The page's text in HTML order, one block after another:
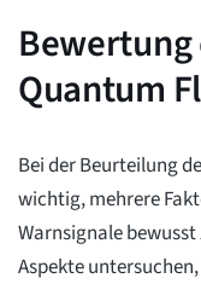
Quantum
Bei der Beurteilung
wichtig, mehrere
Warnsignale bewusst
Aspekte